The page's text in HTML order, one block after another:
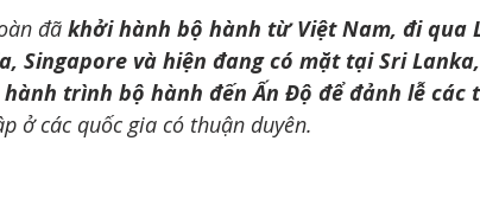
đã khởi hành bộ hành từ Việt Nam, đi qua
Singapore và hiện đang có mặt tại Sri
trình bộ hành đến Ấn Độ để đảnh lễ các
ở các quốc gia có thuận duyên.